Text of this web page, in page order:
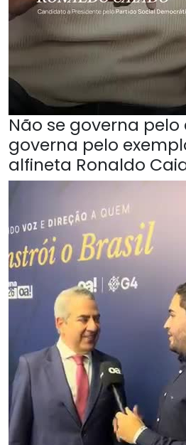
Não se governa pelo
governa pelo
alfineta Ronaldo